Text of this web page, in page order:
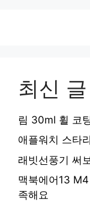
최신 글
림 30ml 휠 코
애플워치 스타
래빗선풍기 써
맥북에어13
족해요